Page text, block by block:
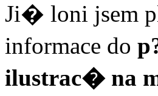
Ji� loni jsem
informace do
ilustrac� na